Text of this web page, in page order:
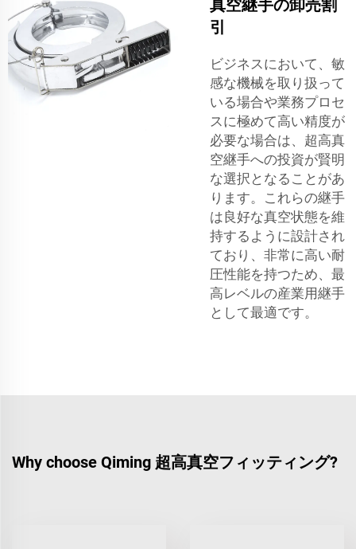
真空継手の卸売割
引
ビジネスにおいて、敏
感な機械を取り扱って
いる場合や業務プロセ
スに極めて高い精度が
必要な場合は、超高真
空継手への投資が賢明
な選択となることがあ
ります。これらの継手
は良好な真空状態を維
持するように設計され
ており、非常に高い耐
圧性能を持つため、最
高レベルの産業用継手
として最適です。
Why choose Qiming 超高真空フィッティング?